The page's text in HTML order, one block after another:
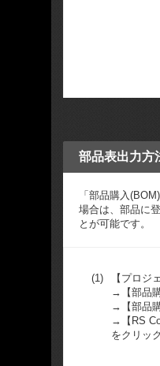
部品表出力方
「部品購入
場合は、部品に
とが可能です。
(1)
【プロジ
→【部品
→【部品
→【RS
をクリッ